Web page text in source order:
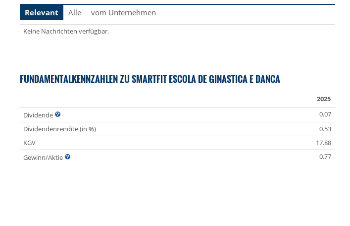
Relevant
Alle vom Unternehmen
Keine Nachrichten verfügbar.
FUNDAMENTALKENNZAHLEN ZU SMARTFIT ESCOLA DE GINASTICA E DANCA
2025
Dividende
0.07
Dividendenrendite (in %)
0.53
KGV
17.88
Gewinn/Aktie
0.77